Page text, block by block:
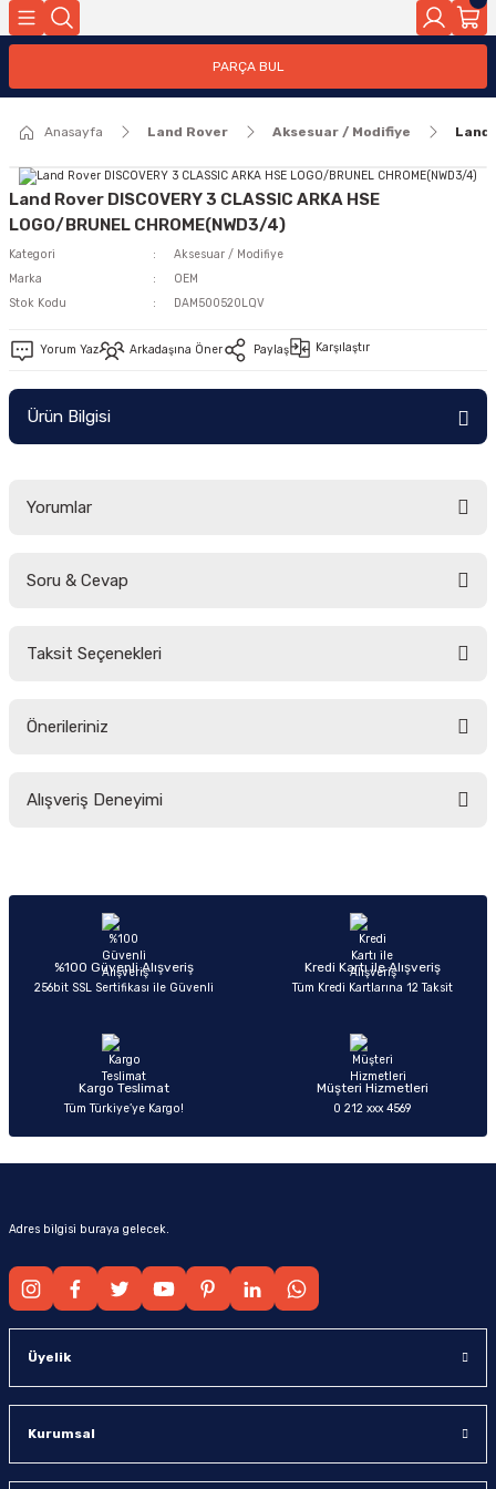
PARÇA BUL
Anasayfa Land Rover Aksesuar / Modifiye Land
Land Rover DISCOVERY 3 CLASSIC ARKA HSE
LOGO/BRUNEL CHROME(NWD3/4)
Kategori
Aksesuar / Modifiye
Marka
OEM
Stok Kodu
DAM500520LQV
Yorum Yaz Arkadaşına Öner Paylaş Karşılaştır
Ürün Bilgisi
Yorumlar
Soru & Cevap
Taksit Seçenekleri
Önerileriniz
yetersiz gördüğünüz noktaları öneri formunu kullanarak tarafımıza
Ürün açıklamasında eksik bilgiler bulunuyor.
Ürün bilgilerinde hatalar bulunuyor.
Ürün fiyatı diğer sitelerden daha pahalı.
Alışveriş Deneyimi
Sitemize ilk yorumu siz yapın!
%100 Güvenli Alışveriş
256bit SSL Sertifikası ile Güvenli
Kredi Kartı ile Alışveriş
Tüm Kredi Kartlarına 12 Taksit
Kargo Teslimat
Tüm Türkiye’ye Kargo!
Müşteri Hizmetleri
0 212 xxx 4569
Adres bilgisi buraya gelecek.
Üyelik
Kurumsal